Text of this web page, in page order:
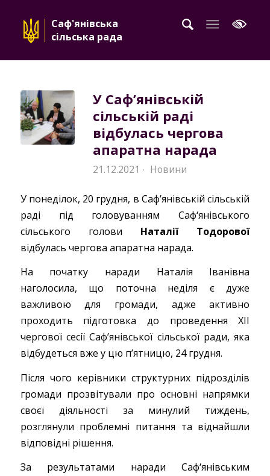
Саф'янівська
сільська рада
У Саф’янівській
сільській раді
відбулась чергова
апаратна нарада
21.12.2021 · Новини
У понеділок, 20 грудня, в Саф’янівській сільській
раді під головуванням Саф‘янівського
сільського голови Наталії Тодорової
відбулась чергова апаратна нарада.
На початку наради Наталія Іванівна
наголосила, що поточна неділя є дуже
важливою для громади, адже активно
проходить підготовка до проведення XII
чергової сесії Саф’янівської сільської ради, яка
відбудеться вже у цю п’ятницю, 24 грудня.
Після чого керівники структурних підрозділів
громади прозвітували про основні напрямки
своєї діяльності за минулий тиждень,
розглянули проблемні питання та віднайшли
відповідні рішення.
За результатами наради Саф‘янівським